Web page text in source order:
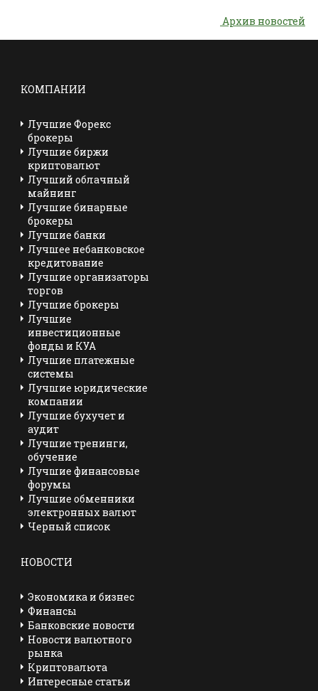
Архив новостей
КОМПАНИИ
Лучшие Форекс
брокеры
Лучшие биржи
криптовалют
Лучший облачный
майнинг
Лучшие бинарные
брокеры
Лучшие банки
Лучшее небанковское
кредитование
Лучшие организаторы
торгов
Лучшие брокеры
Лучшие
инвестиционные
фонды и КУА
Лучшие платежные
системы
Лучшие юридические
компании
Лучшие бухучет и
аудит
Лучшие тренинги,
обучение
Лучшие финансовые
форумы
Лучшие обменники
электронных валют
Черный список
НОВОСТИ
Экономика и бизнес
Финансы
Банковские новости
Новости валютного
рынка
Криптовалюта
Интересные статьи